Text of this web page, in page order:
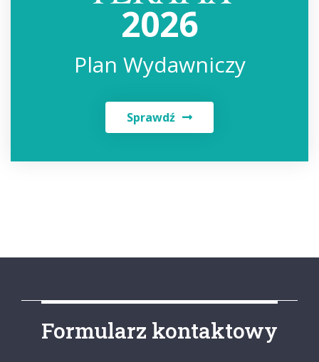
2026
Plan Wydawniczy
Sprawdź
Formularz kontaktowy